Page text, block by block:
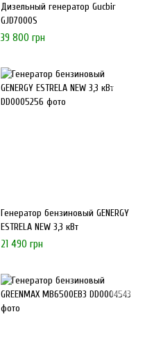
Дизельный генератор Gucbir
GJD7000S
39 800 грн
Генератор бензиновый GENERGY
ESTRELA NEW 3,3 кВт
21 490 грн